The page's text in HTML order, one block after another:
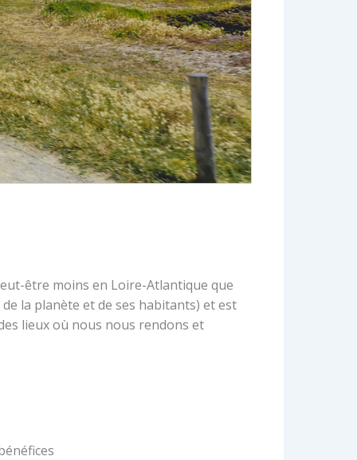
être moins en Loire-Atlantique que
la planète et de ses habitants) et est
lieux où nous nous rendons et